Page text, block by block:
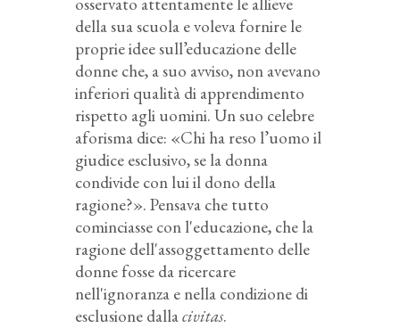
della sua scuola e voleva fornire le
proprie idee sull’educazione delle
donne che, a suo avviso, non avevano
inferiori qualità di apprendimento
rispetto agli uomini. Un suo celebre
aforisma dice: «Chi ha reso l’uomo il
giudice esclusivo, se la donna
condivide con lui il dono della
ragione?». Pensava che tutto
cominciasse con l'educazione, che la
ragione dell'assoggettamento delle
donne fosse da ricercare
nell'ignoranza e nella condizione di
esclusione dallacivitas.